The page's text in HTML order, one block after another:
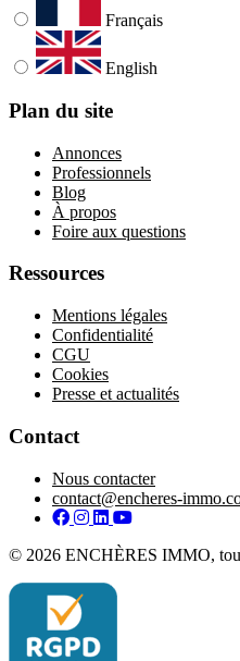
Français
English
Plan du site
Annonces
Professionnels
Blog
À propos
Foire aux questions
Ressources
Mentions légales
Confidentialité
CGU
Cookies
Presse et actualités
Contact
Nous contacter
contact@encheres-
Facebook
Instagram
LinkedIn
YouTube
© 2026 ENCHÈRES IMMO,